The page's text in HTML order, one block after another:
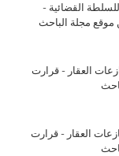
القضائية -
موقع مجلة الباحث
عقارية - العدد 09 - منازعات العقار - قرارت
عقارية - العدد 08 - منازعات العقار - قرارت